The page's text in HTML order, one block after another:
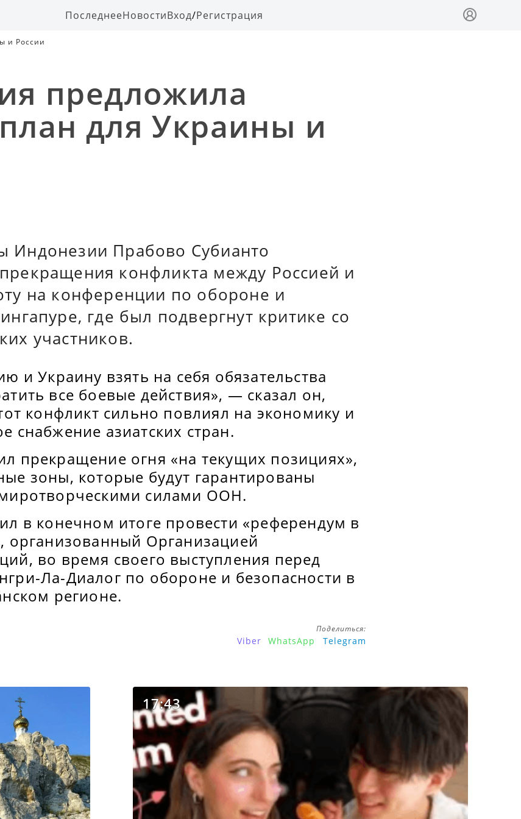
ПоследнееНовостиВход/Регистрация
и России
предложила
для Украины и
Индонезии Прабово Субианто
конфликта между Россией и
на конференции по обороне и
где был подвергнут критике со
участников.
и Украину взять на себя обязательства
все боевые действия», — сказал он,
конфликт сильно повлиял на экономику и
снабжение азиатских стран.
прекращение огня «на текущих позициях»,
зоны, которые будут гарантированы
силами ООН.
в конечном итоге провести «референдум в
организованный Организацией
во время своего выступления перед
Ла-Диалог по обороне и безопасности в
регионе.
Поделиться:
Viber WhatsApp Telegram
17:43